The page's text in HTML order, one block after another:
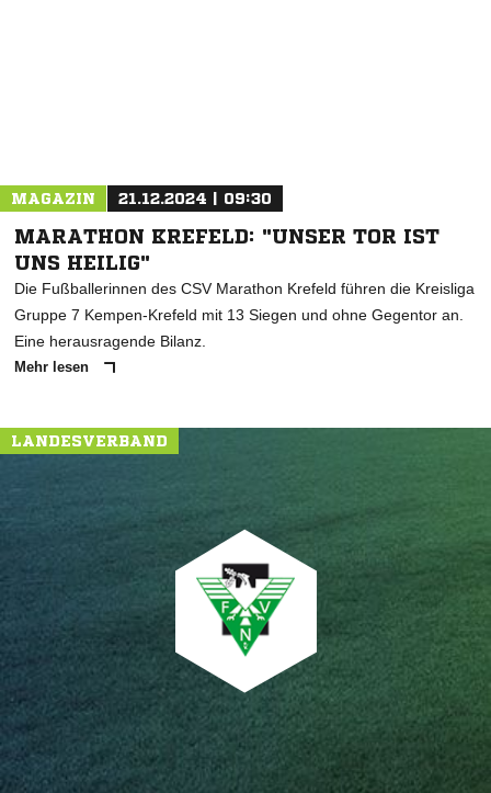
MAGAZIN 21.12.2024 | 09:30
MARATHON KREFELD: "UNSER TOR IST
UNS HEILIG"
Die Fußballerinnen des CSV Marathon Krefeld führen die Kreisliga
Gruppe 7 Kempen-Krefeld mit 13 Siegen und ohne Gegentor an.
Eine herausragende Bilanz.
Mehr lesen
LANDESVERBAND